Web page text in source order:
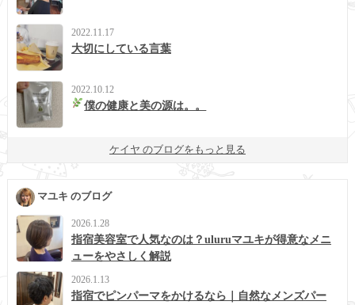
2022.11.17
大切にしている言葉
2022.10.12
僕の健康と美の源は。。
ケイヤ のブログをもっと見る
マユキ のブログ
2026.1.28
指宿美容室で人気なのは？uluruマユキが得意なメニ
ューをやさしく解説
2026.1.13
指宿でピンパーマをかけるなら｜自然なメンズパー